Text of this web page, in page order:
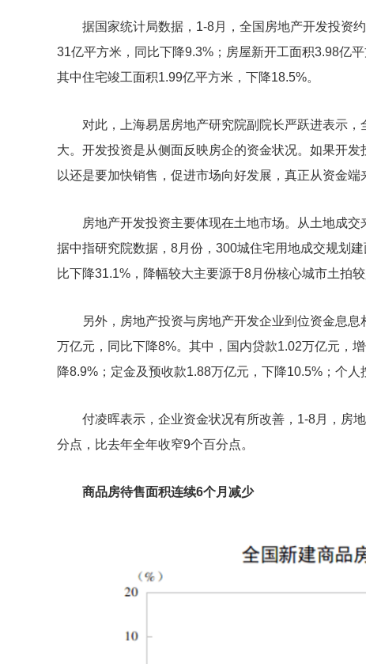
据国家统计局数据，1-8月，全国房地产开发投资
31亿平方米，同比下降9.3%；房屋新开工面积3.98亿
其中住宅竣工面积1.99亿平方米，下降18.5%。
对此，上海易居房地产研究院副院长严跃进表示
大。开发投资是从侧面反映房企的资金状况。如果开
以还是要加快销售，促进市场向好发展，真正从资金端
房地产开发投资主要体现在土地市场。从土地成
据中指研究院数据，8月份，300城住宅用地成交规划
比下降31.1%，降幅较大主要源于8月份核心城市土拍
另外，房地产投资与房地产开发企业到位资金息
万亿元，同比下降8%。其中，国内贷款1.02万亿元，
降8.9%；定金及预收款1.88万亿元，下降10.5%；个人
付凌晖表示，企业资金状况有所改善，1-8月，房
分点，比去年全年收窄9个百分点。
商品房待售面积连续6个月减少